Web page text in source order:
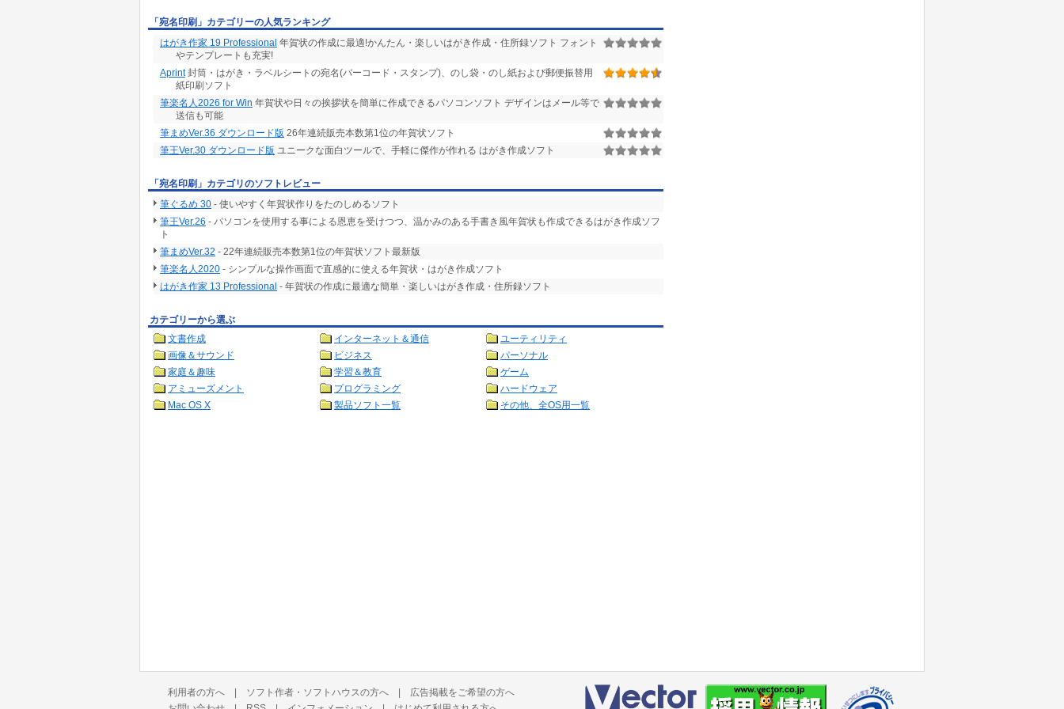
ブログパーツ作成機能
（1）ブログパーツ生成後設置用タグも生成
（2）画像形式で保存可能(JPG,PNG)
◇アイコン作成
画像からグロータイプのアイコンを作成できます
機能
（1）ラウンド化、アイコンの表面色変更、縁幅変更
（3）アイコンの回転、画像の回転
（4）作業ステージ背景色変更
（1）マージ設定（アイコンとリフレクト効果オブジェクト距離）
（2）開始透明度指定（リフレクト効果オブジェクト開始透明度）
（3）長さ指定（リフレクト効果オブジェクト消失ポイント）
保存形式
（1）透過型PNG形式
◇WEB画像検索機能
・baidu検索エンジンの画像検索と連携
「宛名印刷」カテゴリーの人気ランキング
はがき作家 19 Professional 年賀状の作成に最適!かんたん・楽しいはがき作成・住所録ソフト フォント
やテンプレートも充実!
Aprint封筒・はがき・ラベルシートの宛名(バーコード・スタンプ)、のし袋・のし紙および郵便振替用
紙印刷ソフト
筆楽名人2026 for Win 年賀状や日々の挨拶状を簡単に作成できるパソコンソフト デザインはメール等で
送信も可能
筆まめVer.36 ダウンロード版 26年連続販売本数第1位の年賀状ソフト
筆王Ver.30 ダウンロード版 ユニークな面白ツールで、手軽に傑作が作れる はがき作成ソフト
「宛名印刷」カテゴリのソフトレビュー
筆ぐるめ 30 - 使いやすく年賀状作りをたのしめるソフト
筆王Ver.26 - パソコンを使用する事による恩恵を受けつつ、温かみのある手書き風年賀状も作成できるはがき作成ソフ
ト
筆まめVer.32 - 22年連続販売本数第1位の年賀状ソフト最新版
筆楽名人2020 - シンプルな操作画面で直感的に使える年賀状・はがき作成ソフト
はがき作家 13 Professional - 年賀状の作成に最適な簡単・楽しいはがき作成・住所録ソフト
カテゴリーから選ぶ
文書作成
インターネット＆通信
ユーティリティ
画像＆サウンド
ビジネス
パーソナル
家庭＆趣味
学習＆教育
ゲーム
アミューズメント
プログラミング
ハードウェア
Mac OS X
製品ソフト一覧 その他、全OS用一覧
利用者の方へ | ソフト作者・ソフトハウスの方へ | 広告掲載をご希望の方へ